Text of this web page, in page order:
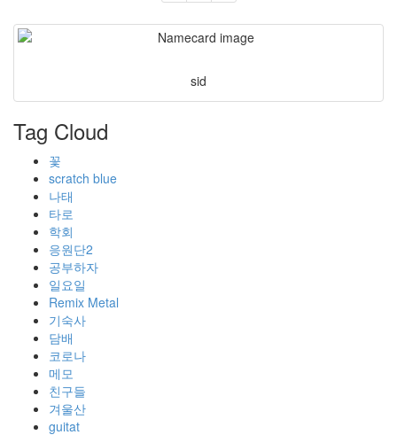
sid
Tag Cloud
꽃
scratch blue
나태
타로
학회
응원단2
공부하자
일요일
Remix Metal
기숙사
담배
코로나
메모
친구들
겨울산
guitat